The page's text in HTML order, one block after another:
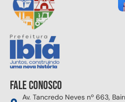
Fale conosco
Av. Tancredo Neves nº 663,